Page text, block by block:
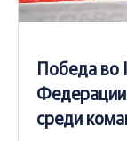
Победа во
Федерации
среди